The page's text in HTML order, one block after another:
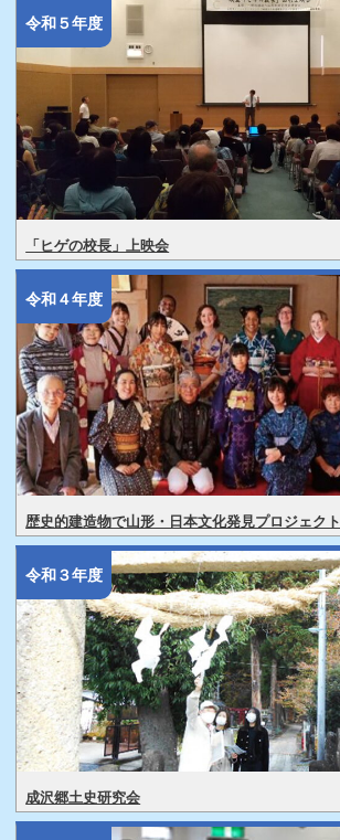
令和５年度
「ヒゲの校長」上映会
令和４年度
歴史的建造物で山形・日本文化発見プロジェクト
令和３年度
成沢郷土史研究会